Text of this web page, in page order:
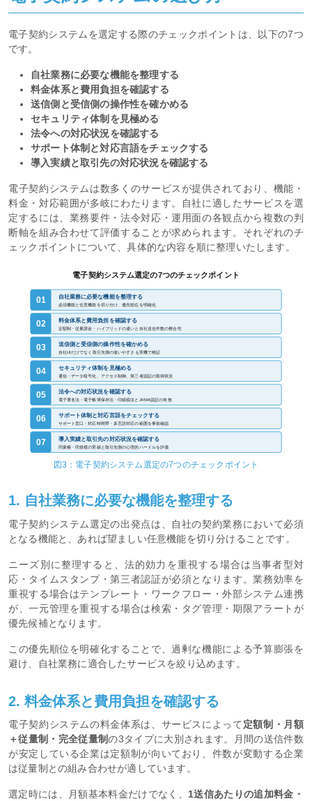
電子契約システムを選定する際のチェックポイントは、以下の7つ
です。
自社業務に必要な機能を整理する
料金体系と費用負担を確認する
送信側と受信側の操作性を確かめる
セキュリティ体制を見極める
法令への対応状況を確認する
サポート体制と対応言語をチェックする
導入実績と取引先の対応状況を確認する
電子契約システムは数多くのサービスが提供されており、機能・
料金・対応範囲が多岐にわたります。自社に適したサービスを選
定するには、業務要件・法令対応・運用面の各観点から複数の判
断軸を組み合わせて評価することが求められます。それぞれのチ
ェックポイントについて、具体的な内容を順に整理いたします。
電子契約システム選定の7つのチェックポイント
01 自社業務に必要な機能を整理する
必須機能と任意機能を切り分け、優先順位を明確化
02 料金体系と費用負担を確認する
定額制・従量課金・ハイブリッドの違いと自社送信件数の整合性
03 送信側と受信側の操作性を確かめる
自社UIだけでなく取引先側の使いやすさも実機で検証
04 セキュリティ体制を見極める
通信・データ暗号化、アクセス制御、第三者認証の取得状況
05 法令への対応状況を確認する
電子署名法・電子帳簿保存法・印紙税法とJIIMA認証の有無
06 サポート体制と対応言語をチェックする
サポート窓口・対応時間帯・多言語対応の範囲を事前確認
07 導入実績と取引先の対応状況を確認する
同業種・同規模の実績と取引先側の心理的ハードルを評価
図3：電子契約システム選定の7つのチェックポイント
1. 自社業務に必要な機能を整理する
電子契約システム選定の出発点は、自社の契約業務において必須
となる機能と、あれば望ましい任意機能を切り分けることです。
ニーズ別に整理すると、法的効力を重視する場合は当事者型対
応・タイムスタンプ・第三者認証が必須となります。業務効率を
重視する場合はテンプレート・ワークフロー・外部システム連携
が、一元管理を重視する場合は検索・タグ管理・期限アラートが
優先候補となります。
この優先順位を明確化することで、過剰な機能による予算膨張を
避け、自社業務に適合したサービスを絞り込めます。
2. 料金体系と費用負担を確認する
電子契約システムの料金体系は、サービスによって 定額制・月額
＋従量制・完全従量制の3タイプに大別されます。月間の送信件数
が安定している企業は定額制が向いており、件数が変動する企業
は従量制との組み合わせが適しています。
選定時には、月額基本料金だけでなく、 1送信あたりの追加料金・